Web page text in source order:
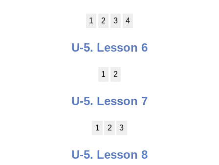
1 2 3 4
U-5. Lesson 6
1 2
U-5. Lesson 7
1 2 3
U-5. Lesson 8